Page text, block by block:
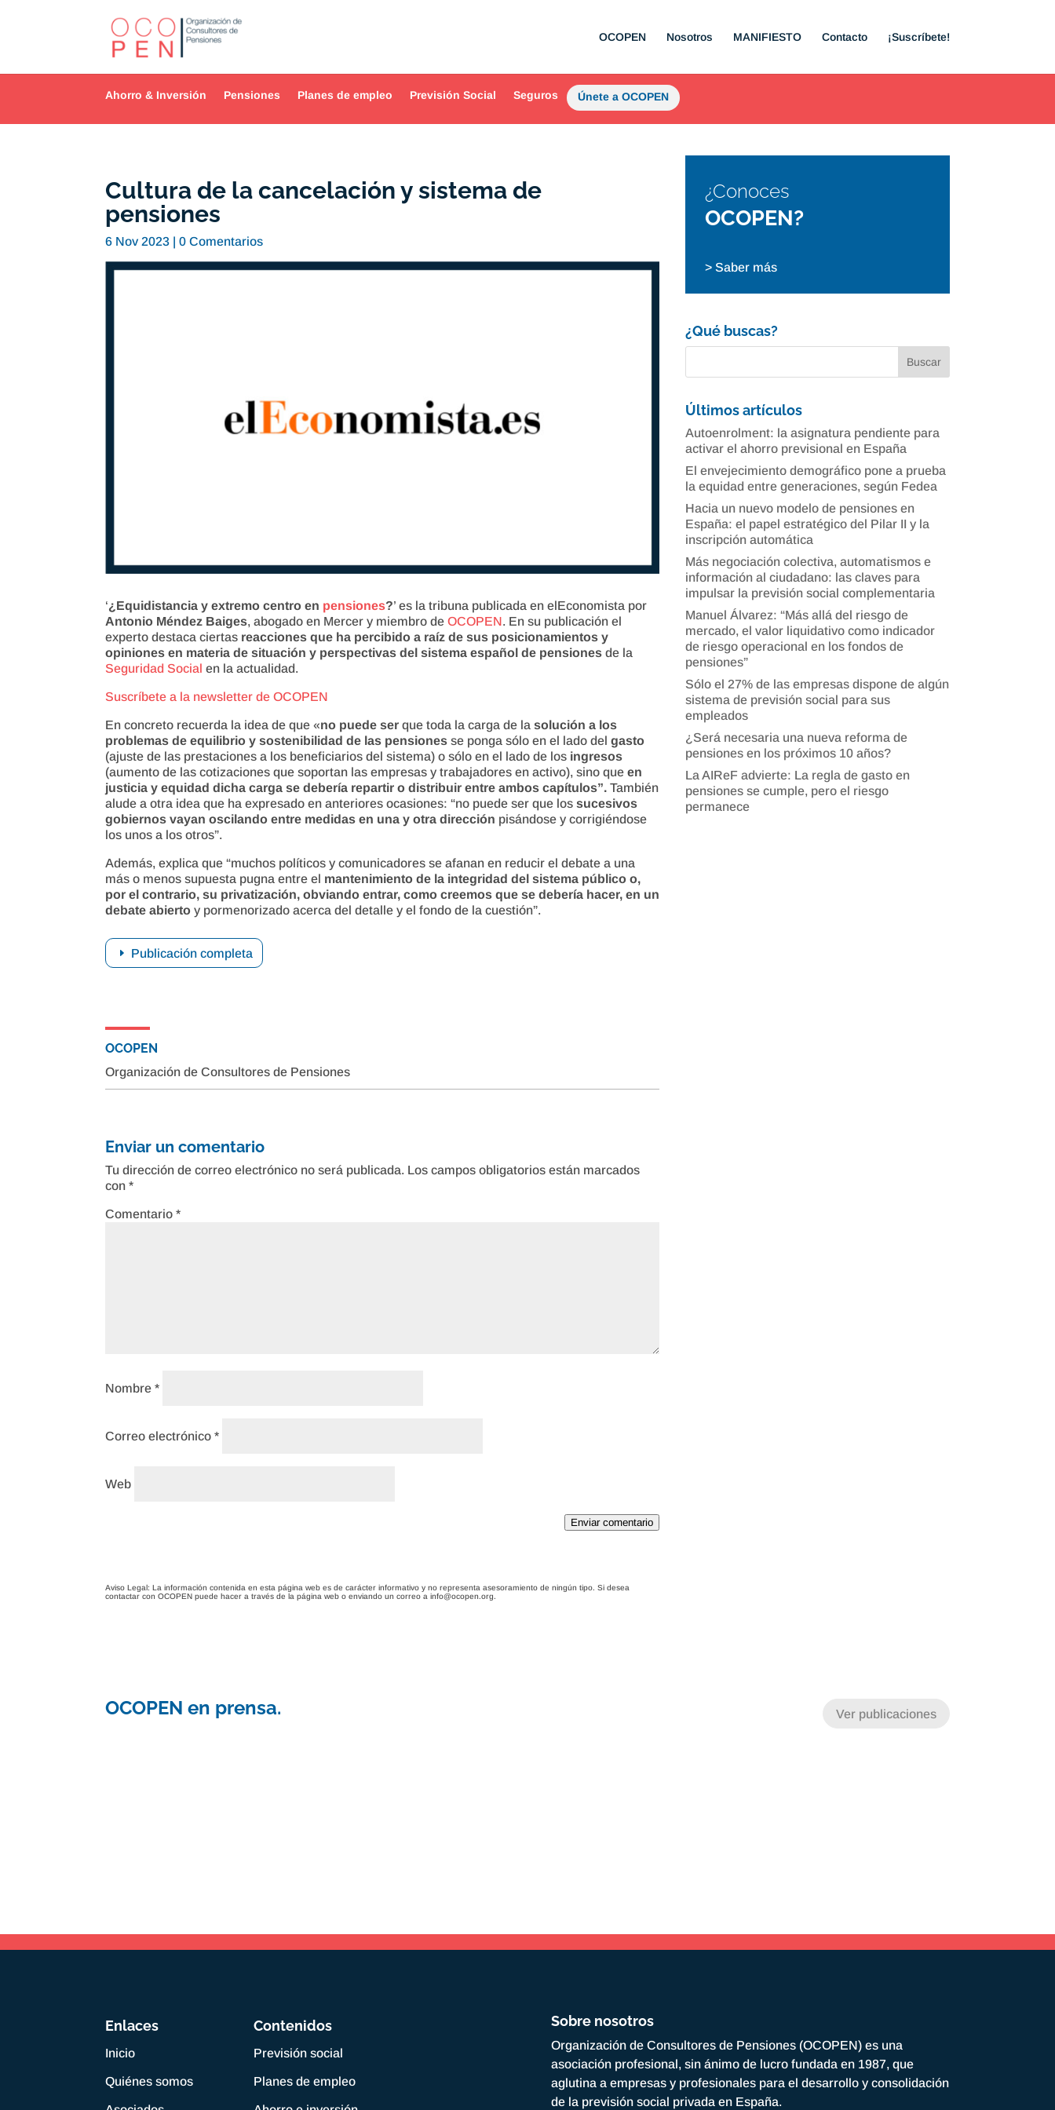
OCOPEN Nosotros MANIFIESTO Contacto ¡Suscríbete!
Ahorro & Inversión Pensiones Planes de empleo Previsión Social Seguros Únete a OCOPEN
Cultura de la cancelación y sistema de
pensiones
6 Nov 2023 |0 Comentarios
‘¿Equidistancia y extremo centro en pensiones?’ es la tribuna publicada en elEconomista por
Antonio Méndez Baiges, abogado en Mercer y miembro deOCOPEN. En su publicación el
experto destaca ciertas reacciones que ha percibido a raíz de sus posicionamientos y
opiniones en materia de situación y perspectivas del sistema español de pensiones de la
Seguridad Social en la actualidad.
Suscríbete a la newsletter de OCOPEN
En concreto recuerda la idea de que «no puede ser que toda la carga de lasolución a los
problemas de equilibrio y sostenibilidad de las pensiones se ponga sólo en el lado delgasto
(ajuste de las prestaciones a los beneficiarios del sistema) o sólo en el lado de los ingresos
(aumento de las cotizaciones que soportan las empresas y trabajadores en activo), sino queen
justicia y equidad dicha carga se debería repartir o distribuir entre ambos capítulos”. También
alude a otra idea que ha expresado en anteriores ocasiones: “no puede ser que lossucesivos
gobiernos vayan oscilando entre medidas en una y otra dirección pisándose y corrigiéndose
los unos a los otros”.
Además, explica que “muchos políticos y comunicadores se afanan en reducir el debate a una
más o menos supuesta pugna entre el mantenimiento de la integridad del sistema público o,
por el contrario, su privatización, obviando entrar, como creemos que se debería hacer, en un
debate abierto y pormenorizado acerca del detalle y el fondo de la cuestión”.
Publicación completa
OCOPEN
Organización de Consultores de Pensiones
Enviar un comentario
Tu dirección de correo electrónico no será publicada. Los campos obligatorios están marcados
con*
Comentario*
Nombre*
Correo electrónico*
Web
Enviar comentario
Aviso Legal: La información contenida en esta página web es de carácter informativo y no representa asesoramiento de ningún tipo. Si desea
contactar con OCOPEN puede hacer a través de la página web o enviando un correo a info@ocopen.org.
¿Conoces
OCOPEN?
> Saber más
¿Qué buscas?
Últimos artículos
Autoenrolment: la asignatura pendiente para
activar el ahorro previsional en España
El envejecimiento demográfico pone a prueba
la equidad entre generaciones, según Fedea
Hacia un nuevo modelo de pensiones en
España: el papel estratégico del Pilar II y la
inscripción automática
Más negociación colectiva, automatismos e
información al ciudadano: las claves para
impulsar la previsión social complementaria
Manuel Álvarez: “Más allá del riesgo de
mercado, el valor liquidativo como indicador
de riesgo operacional en los fondos de
pensiones”
Sólo el 27% de las empresas dispone de algún
sistema de previsión social para sus
empleados
¿Será necesaria una nueva reforma de
pensiones en los próximos 10 años?
La AIReF advierte: La regla de gasto en
pensiones se cumple, pero el riesgo
permanece
OCOPEN en prensa. Ver publicaciones
Enlaces
Inicio
Quiénes somos
Contenidos
Previsión social
Planes de empleo
Sobre nosotros
Organización de Consultores de Pensiones (OCOPEN) es una
asociación profesional, sin ánimo de lucro fundada en 1987, que
aglutina a empresas y profesionales para el desarrollo y consolidación
de la previsión social privada en España.